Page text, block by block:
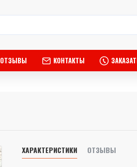
ОТЗЫВЫ КОНТАКТЫ
ХАРАКТЕРИСТИКИ ОТЗЫВЫ